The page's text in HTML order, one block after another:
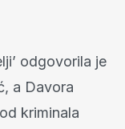
odgovorila je
a Davora
kriminala